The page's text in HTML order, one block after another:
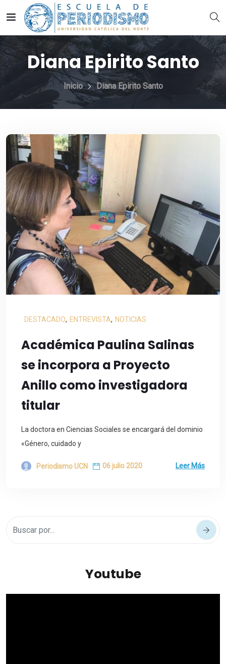
Diana Epirito Santo
Inicio Diana Epirito Santo
DESTACADO, ENTREVISTA, NOTICIAS
Académica Paulina Salinas
se incorpora a Proyecto
Anillo como investigadora
titular
La doctora en Ciencias Sociales se encargará del dominio
«Género, cuidado y
Periodismo UCN 06 julio 2020 Leer Más
Youtube